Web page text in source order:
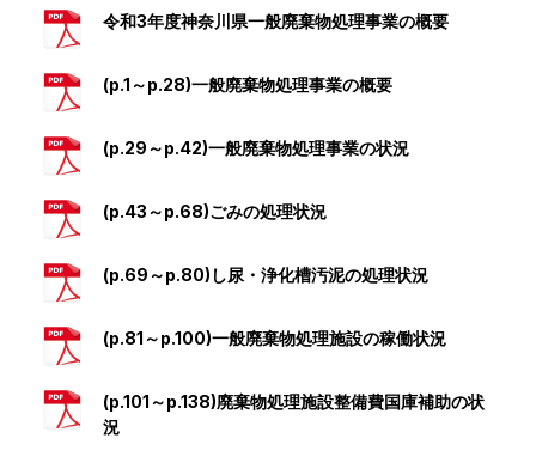
令和3年度神奈川県一般廃棄物処理事業の概要
(p.1～p.28)一般廃棄物処理事業の概要
(p.29～p.42)一般廃棄物処理事業の状況
(p.43～p.68)ごみの処理状況
(p.69～p.80)し尿・浄化槽汚泥の処理状況
(p.81～p.100)一般廃棄物処理施設の稼働状況
(p.101～p.138)廃棄物処理施設整備費国庫補助の状
況